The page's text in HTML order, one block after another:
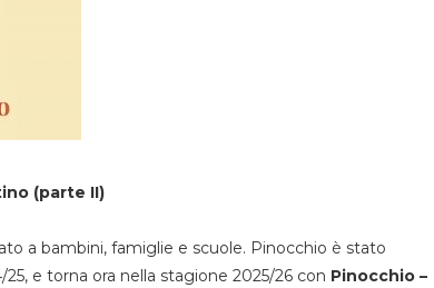
(parte II)
a bambini, famiglie e scuole. Pinocchio è stato
e torna ora nella stagione 2025/26 con Pinocchio –